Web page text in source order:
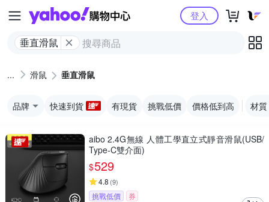
Yahoo購物中心
垂直滑鼠
登入
滑鼠 垂直滑鼠
品牌 快速到貨 有現貨 挑戰低價 價格低到高 材質
aibo 2.4G無線 人體工學直立式靜音滑鼠(USB/
Type-C雙介面)
$529
4.8 (9)
挑戰低價 券